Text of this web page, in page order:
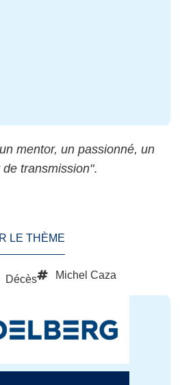
mentor, un passionné, un
transmission".
LE THÈME
Décès Michel Caza